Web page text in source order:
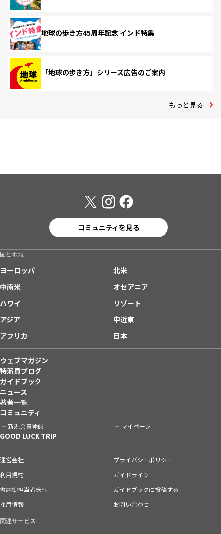
地球の歩き方45周年記念 インド特集
「地球の歩き方」シリーズ広告のご案内
もっと見る
コミュニティを見る
国と地域
ヨーロッパ
北米
中南米
オセアニア
ハワイ
リゾート
アジア
中近東
アフリカ
日本
ウェブマガジン
特派員ブログ
ガイドブック
ニュース
著者一覧
コミュニティ
新規会員登録 マイページ
GOOD LUCK TRIP
運営会社
プライバシーポリシー
利用規約
ガイドライン
書店御担当者様へ
ガイドブックに投稿する
採用情報
お問い合わせ
関連サービス